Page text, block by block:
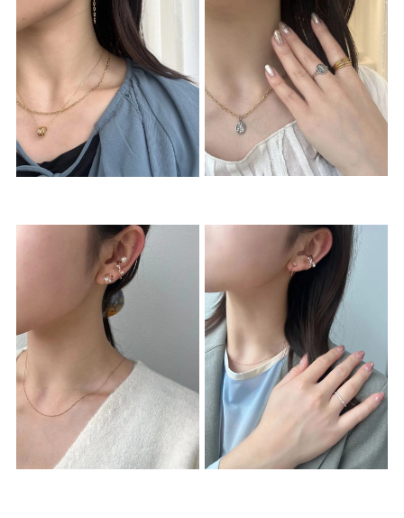
カテゴリー すべてのジュエリー
素材
カラー
石の色
ファッションテイス
ト
着用シーン